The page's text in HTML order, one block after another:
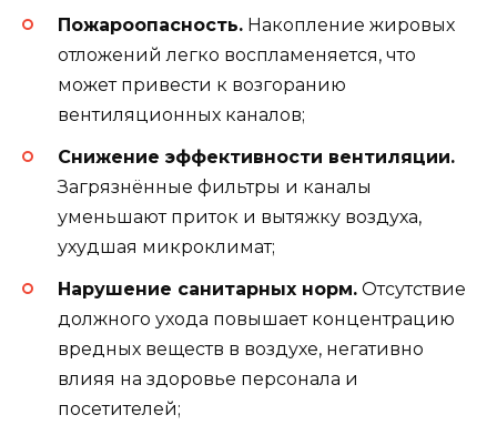
Пожароопасность. Накопление жировых
отложений легко воспламеняется, что
может привести к возгоранию
вентиляционных каналов;
Снижение эффективности вентиляции.
Загрязнённые фильтры и каналы
уменьшают приток и вытяжку воздуха,
ухудшая микроклимат;
Нарушение санитарных норм. Отсутствие
должного ухода повышает концентрацию
вредных веществ в воздухе, негативно
влияя на здоровье персонала и
посетителей;